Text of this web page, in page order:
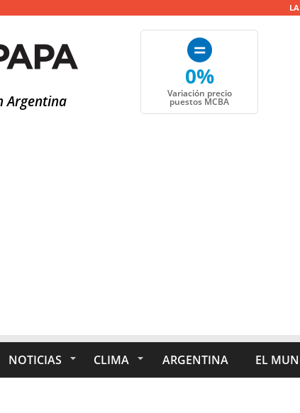
Argentina
0%
Variación precio
puestos MCBA
NOTICIAS CLIMA ARGENTINA EL